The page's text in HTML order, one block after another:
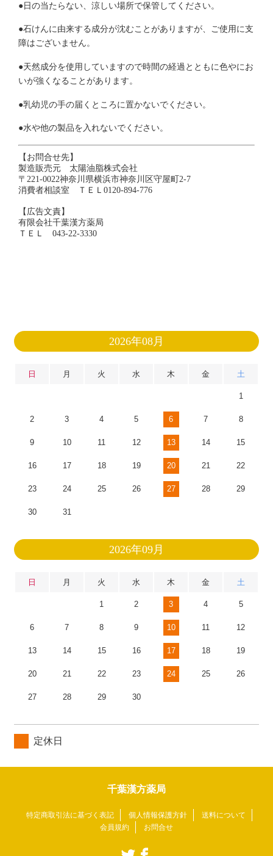
●日の当たらない、涼しい場所で保管してください。
●石けんに由来する成分が沈むことがありますが、ご使用に支
障はございません。
●天然成分を使用していますので時間の経過とともに色やにお
いが強くなることがあります。
●乳幼児の手の届くところに置かないでください。
●水や他の製品を入れないでください。
【お問合せ先】
製造販売元 太陽油脂株式会社
〒221-0022神奈川県横浜市神奈川区守屋町2-7
消費者相談室 ＴＥＬ0120-894-776
【広告文責】
有限会社千葉漢方薬局
ＴＥＬ 043-22-3330
2026年08月
日 月 火 水 木 金 土
1
2 3 4 5 6 7 8
9 10 11 12 13 14 15
16 17 18 19 20 21 22
23 24 25 26 27 28 29
30 31
2026年09月
日 月 火 水 木 金 土
1 2 3 4 5
6 7 8 9 10 11 12
13 14 15 16 17 18 19
20 21 22 23 24 25 26
27 28 29 30
定休日
千葉漢方薬局
特定商取引法に基づく表記 個人情報保護方針
送料について
会員規約
お問合せ